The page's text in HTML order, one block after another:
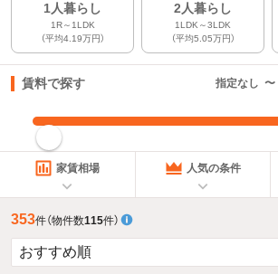
1人暮らし
1R～1LDK
（平均4.19万円）
2人暮らし
1LDK～3LDK
（平均5.05万円）
賃料で探す 指定なし 〜
指定した賃料で絞り込む
家賃相場 人気の条件
353件（物件数115件）